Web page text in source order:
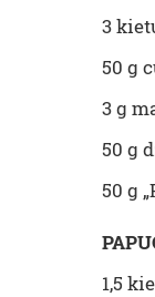
3
50 g
3 g
50 g
50 g
1,5